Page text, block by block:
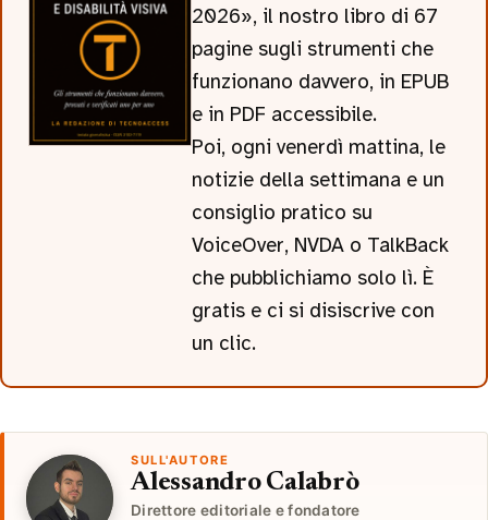
2026», il nostro libro di 67
pagine sugli strumenti che
funzionano davvero, in EPUB
e in PDF accessibile.
Poi, ogni venerdì mattina, le
notizie della settimana e un
consiglio pratico su
VoiceOver, NVDA o TalkBack
che pubblichiamo solo lì. È
gratis e ci si disiscrive con
un clic.
SULL'AUTORE
Alessandro Calabrò
Direttore editoriale e fondatore